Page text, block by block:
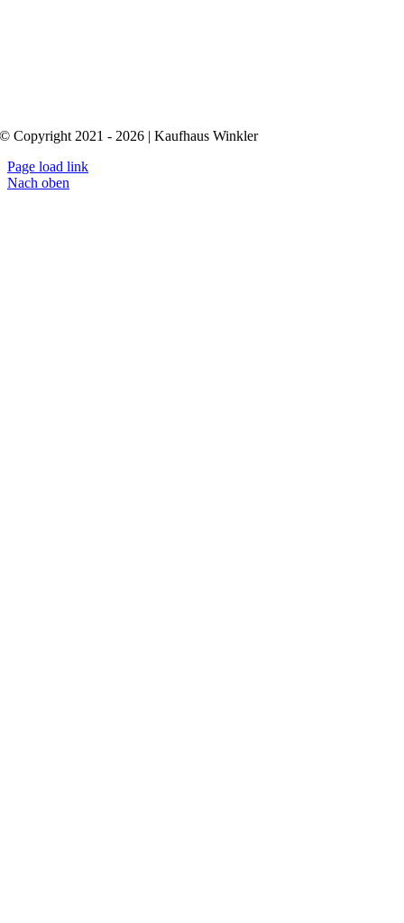
© Copyright 2021 - 2026 | Kaufhaus Winkler
Page load link
Nach oben